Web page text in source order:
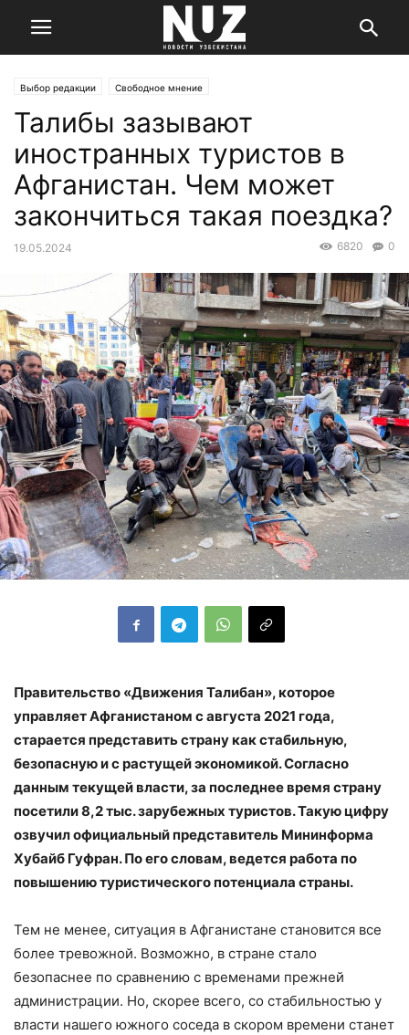
Выбор редакции Свободное мнение
Талибы зазывают
иностранных туристов в
Афганистан. Чем может
закончиться такая поездка?
19.05.2024 0
6820
Правительство «Движения Талибан», которое
управляет Афганистаном с августа 2021 года,
старается представить страну как стабильную,
безопасную и с растущей экономикой. Согласно
данным текущей власти, за последнее время страну
посетили 8,2 тыс. зарубежных туристов. Такую цифру
озвучил официальный представитель Мининформа
Хубайб Гуфран. По его словам, ведется работа по
повышению туристического потенциала страны.
Тем не менее, ситуация в Афганистане становится все
более тревожной. Возможно, в стране стало
безопаснее по сравнению с временами прежней
администрации. Но, скорее всего, со стабильностью у
власти нашего южного соседа в скором времени станет